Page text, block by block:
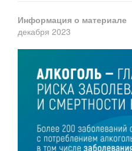
Информация о материале
декабря 2023